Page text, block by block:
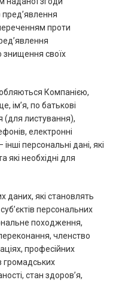
пред’явлення
проти
знищення своїх
Компанією,
ім’я, по батькові
(для листування),
електронні
персональні дані, які
які необхідні для
даних, які становлять
персональних
походження,
переконання, членство
професійних
громадських
стан здоров’я,